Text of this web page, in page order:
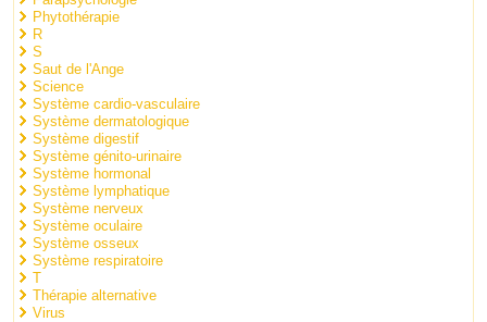
Phytothérapie
R
S
Saut de l'Ange
Science
Système cardio-vasculaire
Système dermatologique
Système digestif
Système génito-urinaire
Système hormonal
Système lymphatique
Système nerveux
Système oculaire
Système osseux
Système respiratoire
T
Thérapie alternative
Virus